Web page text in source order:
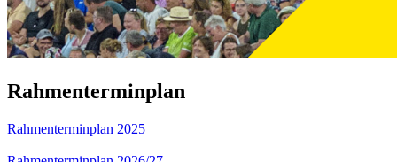
Rahmenterminplan
Rahmenterminplan 2025